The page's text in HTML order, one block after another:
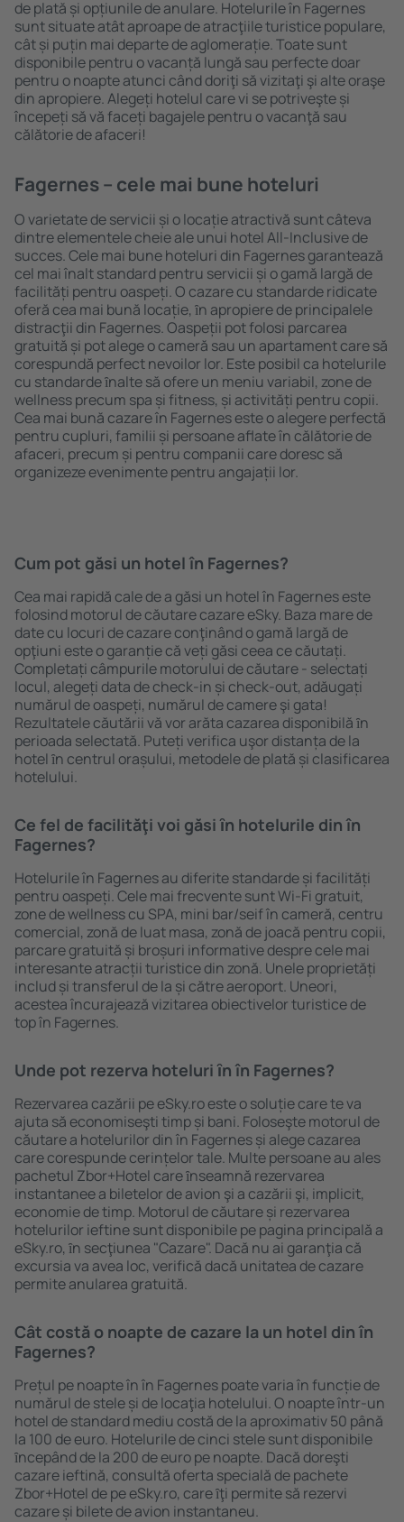
de plată și opțiunile de anulare. Hotelurile în Fagernes
sunt situate atât aproape de atracţiile turistice populare,
cât și puțin mai departe de aglomerație. Toate sunt
disponibile pentru o vacanță lungă sau perfecte doar
pentru o noapte atunci când doriţi să vizitaţi şi alte oraşe
din apropiere. Alegeți hotelul care vi se potriveşte și
începeți să vă faceți bagajele pentru o vacanţă sau
călătorie de afaceri!
Fagernes – cele mai bune hoteluri
O varietate de servicii și o locație atractivă sunt câteva
dintre elementele cheie ale unui hotel All-Inclusive de
succes. Cele mai bune hoteluri din Fagernes garantează
cel mai înalt standard pentru servicii și o gamă largă de
facilități pentru oaspeți. O cazare cu standarde ridicate
oferă cea mai bună locație, ȋn apropiere de principalele
distracţii din Fagernes. Oaspeții pot folosi parcarea
gratuită și pot alege o cameră sau un apartament care să
corespundă perfect nevoilor lor. Este posibil ca hotelurile
cu standarde ȋnalte să ofere un meniu variabil, zone de
wellness precum spa și fitness, și activități pentru copii.
Cea mai bună cazare în Fagernes este o alegere perfectă
pentru cupluri, familii și persoane aflate în călătorie de
afaceri, precum și pentru companii care doresc să
organizeze evenimente pentru angajații lor.
Cum pot găsi un hotel în Fagernes?
Cea mai rapidă cale de a găsi un hotel în Fagernes este
folosind motorul de căutare cazare eSky. Baza mare de
date cu locuri de cazare conţinând o gamă largă de
opţiuni este o garanție că veți găsi ceea ce căutați.
Completați câmpurile motorului de căutare - selectați
locul, alegeți data de check-in și check-out, adăugați
numărul de oaspeți, numărul de camere şi gata!
Rezultatele căutării vă vor arăta cazarea disponibilă ȋn
perioada selectată. Puteți verifica uşor distanța de la
hotel ȋn centrul orașului, metodele de plată și clasificarea
hotelului.
Ce fel de facilităţi voi găsi ȋn hotelurile din în
Fagernes?
Hotelurile în Fagernes au diferite standarde și facilități
pentru oaspeți. Cele mai frecvente sunt Wi-Fi gratuit,
zone de wellness cu SPA, mini bar/seif în cameră, centru
comercial, zonă de luat masa, zonă de joacă pentru copii,
parcare gratuită și broșuri informative despre cele mai
interesante atracții turistice din zonă. Unele proprietăți
includ și transferul de la și către aeroport. Uneori,
acestea încurajează vizitarea obiectivelor turistice de
top în Fagernes.
Unde pot rezerva hoteluri ȋn în Fagernes?
Rezervarea cazării pe eSky.ro este o soluție care te va
ajuta să economiseşti timp și bani. Foloseşte motorul de
căutare a hotelurilor din în Fagernes și alege cazarea
care corespunde cerințelor tale. Multe persoane au ales
pachetul Zbor+Hotel care ȋnseamnă rezervarea
instantanee a biletelor de avion şi a cazării şi, implicit,
economie de timp. Motorul de căutare și rezervarea
hotelurilor ieftine sunt disponibile pe pagina principală a
eSky.ro, ȋn secţiunea "Cazare". Dacă nu ai garanţia că
excursia va avea loc, verifică dacă unitatea de cazare
permite anularea gratuită.
Cât costă o noapte de cazare la un hotel din în
Fagernes?
Prețul pe noapte în în Fagernes poate varia în funcție de
numărul de stele și de locaţia hotelului. O noapte într-un
hotel de standard mediu costă de la aproximativ 50 până
la 100 de euro. Hotelurile de cinci stele sunt disponibile
ȋncepând de la 200 de euro pe noapte. Dacă doreşti
cazare ieftină, consultă oferta specială de pachete
Zbor+Hotel de pe eSky.ro, care ȋţi permite să rezervi
cazare și bilete de avion instantaneu.